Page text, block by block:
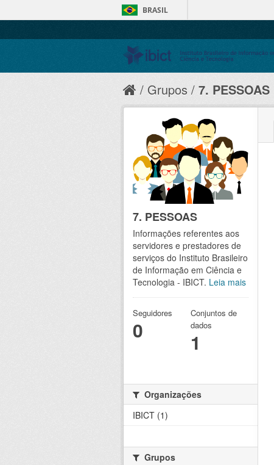
BRASIL
Grupos 7. PESSOAS
7. PESSOAS
Informações referentes aos
servidores e prestadores de
serviços do Instituto Brasileiro
de Informação em Ciência e
Tecnologia - IBICT. Leia mais
Seguidores
0
Conjuntos de
dados
1
Organizações
IBICT (1)
Grupos